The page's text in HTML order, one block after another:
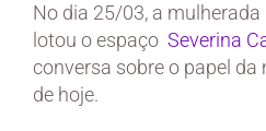
No dia 25/03, a
lotou o espaço Severina
conversa sobre o papel da
de hoje.